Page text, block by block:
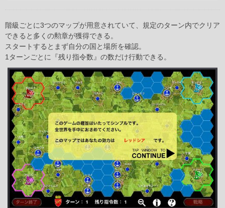
階級ごとに3つのマップが用意されていて、規定のターン内でクリア
できると多くの勲章が獲得できる。
スタートするとまず自分の国と場所を確認。
1ターンごとに『残り指令数』の数だけ行動できる。